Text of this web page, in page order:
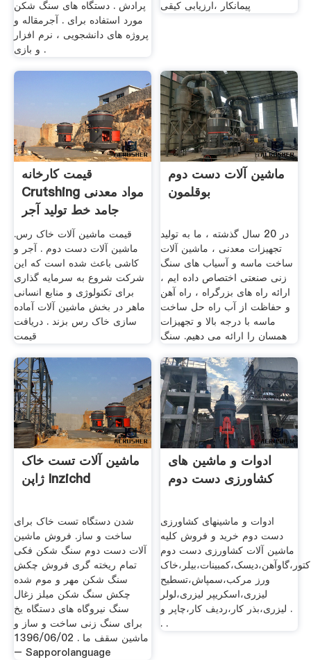
پرادش . دستگاه های سنگ شکن
مورد استفاده برای . آجرمقاله و
پروژه های دانشجویی ، نرم افزار
و بازی .
پیمانکار ،ارزیابی کیقی
قیمت کارخانه
Crutshing مواد معدنی
جامد خط تولید آجر
خاک رس
قیمت ماشین آلات خاک رس.
ماشین آلات دست دوم . آجر و
کاشی باعث شده است که این
شرکت شروع به سرمایه گذاری
برای تکنولوژی و منابع انسانی
ماهر در بخش ماشین آلات آماده
سازی خاک رس بزند . دریافت
قیمت
ماشین آلات دست دوم
بوقلمون
در 20 سال گذشته ، ما به تولید
تجهیزات معدنی ، ماشین آلات
ساخت ماسه و آسیاب های سنگ
زنی صنعتی اختصاص داده ایم ،
ارائه راه های بزرگراه ، راه آهن
و حفاظت از آب راه حل ساخت
ماسه با درجه بالا و تجهیزات
همسان را ارائه می دهیم. سنگ
ماشین آلات تست خاک
ژاپن Inzichd
شدن دستگاه تست خاک برای
ساخت و ساز. فروش ماشین
آلات دست دوم سنگ شکن فکی
تمام ریخته گری فروش چکش
سنگ شکن مهر و موم شده
چکش سنگ شکن میلز زغال
سنگ نیروگاه های دستگاه یخ
برای سنگ زنی ساخت و ساز و
ماشین سقف ما . 1396/06/02
– Sapporolanguage
ادوات و ماشین های
کشاورزی دست دوم
ادوات و ماشینهای کشاورزی
دست دوم خرید و فروش کلیه
ماشین آلات کشاورزی دست دوم
ورز مرکب،سمپاش،تسطیح
لیزری،اسکریپر لیزری،لولر
لیزری،بذر کار،ردیف کار،چاپر و .
. .